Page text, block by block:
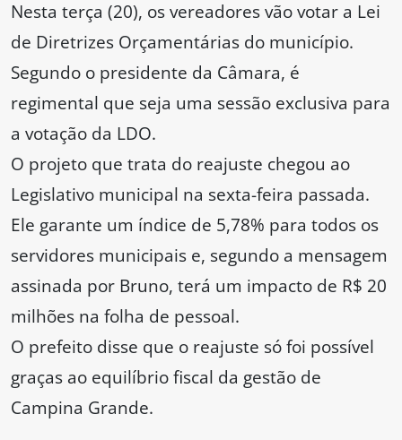
Nesta terça (20), os vereadores vão votar a Lei
de Diretrizes Orçamentárias do município.
Segundo o presidente da Câmara, é
regimental que seja uma sessão exclusiva para
a votação da LDO.
O projeto que trata do reajuste chegou ao
Legislativo municipal na sexta-feira passada.
Ele garante um índice de 5,78% para todos os
servidores municipais e, segundo a mensagem
assinada por Bruno, terá um impacto de R$ 20
milhões na folha de pessoal.
O prefeito disse que o reajuste só foi possível
graças ao equilíbrio fiscal da gestão de
Campina Grande.